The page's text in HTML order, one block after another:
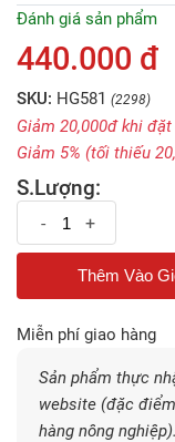
Đánh giá sản phẩm
440.000 đ
SKU: HG581 (2298)
Giảm 20,000đ khi đặt
Giảm 5% (tối thiếu
S.Lượng:
- +
Miễn phí giao hàng
Sản phẩm thực
website (đặc
hàng nông nghiệp).